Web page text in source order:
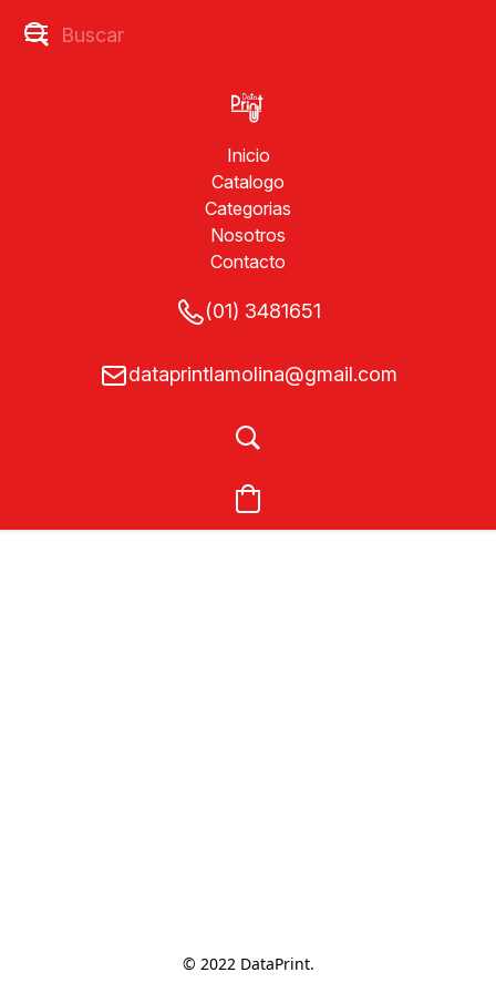
Inicio
Catalogo
Categorias
Nosotros
Contacto
(01) 3481651
dataprintlamolina@gmail.com
© 2022 DataPrint.